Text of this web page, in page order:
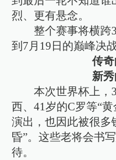
烈、更有悬念。
整个赛事将横跨
到7月19日的巅峰决
传
新
本次世界杯上，
西、41岁的C罗等“
演出，也因此被很多
昏”。这些老将会书
待。